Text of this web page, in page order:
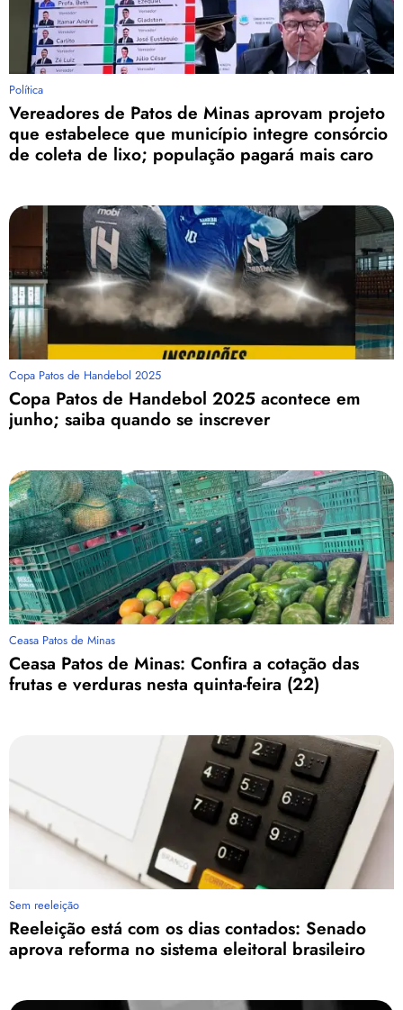
Política
Vereadores de Patos de Minas aprovam projeto
que estabelece que município integre consórcio
de coleta de lixo; população pagará mais caro
Copa Patos de Handebol 2025
Copa Patos de Handebol 2025 acontece em
junho; saiba quando se inscrever
Ceasa Patos de Minas
Ceasa Patos de Minas: Confira a cotação das
frutas e verduras nesta quinta-feira (22)
Sem reeleição
Reeleição está com os dias contados: Senado
aprova reforma no sistema eleitoral brasileiro